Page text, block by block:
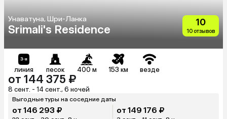
Унаватуна, Шри-Ланка
Srimali's Residence
10
10 отзывов
линия песок 400 м 153 км везде
от 144 375 ₽
8 сент. - 14 сент., 6 ночей
Выгодные туры на соседние даты
от 146 293 ₽ от 149 176 ₽